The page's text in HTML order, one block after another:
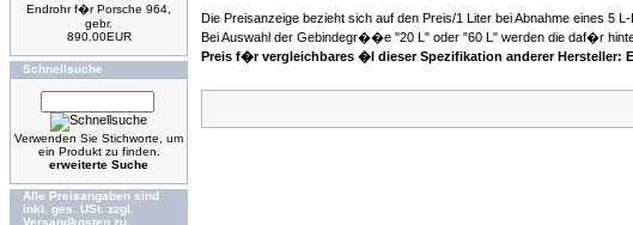
Endrohr f�r Porsche 964,
gebr.
890.00EUR
Schnellsuche
Verwenden Sie Stichworte, um
ein Produkt zu finden.
erweiterte Suche
Alle Preisangaben sind
inkl. ges. USt. zzgl.
Versandkosten zu
Die Preisanzeige bezieht sich auf den Preis/1 Liter bei Abnahme eines 5 L-
Bei Auswahl der Gebindegr��e "20 L" oder "60 L" werden die daf�r
Preis f�r vergleichbares �l dieser Spezifikation anderer Hersteller: